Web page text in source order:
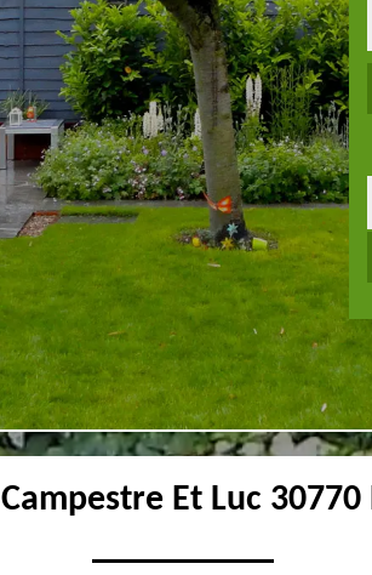
Et Luc 30770